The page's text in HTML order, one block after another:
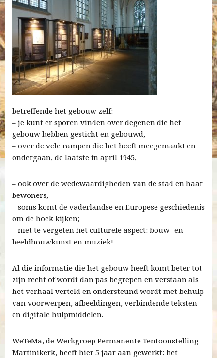
betreffende het gebouw zelf:
– je kunt er sporen vinden over degenen die het
gebouw hebben gesticht en gebouwd,
– over de vele rampen die het heeft meegemaakt en
ondergaan, de laatste in april 1945,
– ook over de wedewaardigheden van de stad en haar
bewoners,
– soms komt de vaderlandse en Europese geschiedenis
om de hoek kijken;
– niet te vergeten het culturele aspect: bouw- en
beeldhouwkunst en muziek!
Al die informatie die het gebouw heeft komt beter tot
zijn recht of wordt dan pas begrepen en verstaan als
het verhaal verteld en ondersteund wordt met behulp
van voorwerpen, afbeeldingen, verbindende teksten
en digitale hulpmiddelen.
WeTeMa, de Werkgroep Permanente Tentoonstelling
Martinikerk, heeft hier 5 jaar aan gewerkt: het